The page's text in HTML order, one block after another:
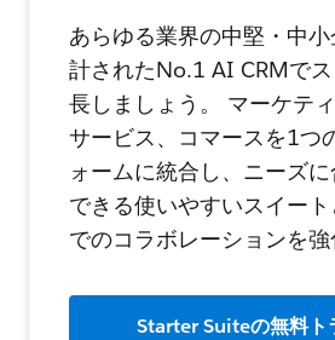
あらゆる業界の中堅・中
計されたNo.1 AI CRMで
長しましょう。 マーケティ
サービス、コマースを1つ
ォームに統合し、ニーズ
できる使いやすいスイー
でのコラボレーションを強
Starter Suiteの無料ト